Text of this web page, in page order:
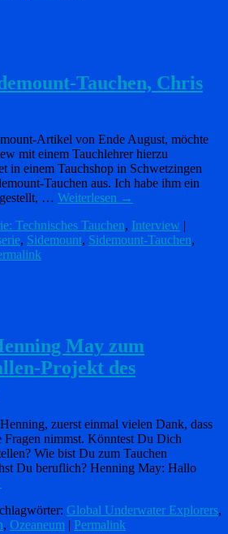
Tauchen, Chris
Artikel von Ende August, möchte
mit einem Tauchlehrer hierzu
in einem Tauchshop in Schwetzingen
Tauchen aus. Ich habe ihm ein
gestellt, … Weiterlesen →
Technisches Tauchen, Interview |
, Sidemount, Sidemount-Tauchen,
May zum
Projekt des
zuerst einmal vielen Dank, dass
nimmst. Könntest Du Dich
Wie bist Du zum Tauchen
Du beruflich? Henning May: Hallo
Global Underwater Explorers,
, Ozeaneum | Permalink